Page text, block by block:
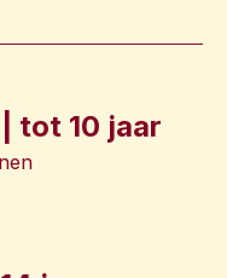
tot 10 jaar